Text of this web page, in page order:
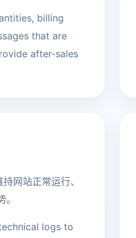
billing
that are
after-sales
网站正常运行、
logs to